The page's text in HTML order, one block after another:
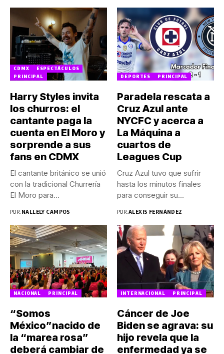
CDMX
ESPECTÁCULOS
PRINCIPAL
Harry Styles invita
los churros: el
cantante paga la
cuenta en El Moro y
sorprende a sus
fans en CDMX
El cantante británico se unió
con la tradicional Churrería
El Moro para...
POR:NALLELY CAMPOS
DEPORTES PRINCIPAL
Paradela rescata a
Cruz Azul ante
NYCFC y acerca a
La Máquina a
cuartos de
Leagues Cup
Cruz Azul tuvo que sufrir
hasta los minutos finales
para conseguir su...
POR:ALEXIS FERNÁNDEZ
NACIONAL PRINCIPAL
“Somos
México”nacido de
la “marea rosa”
deberá cambiar de
INTERNACIONAL PRINCIPAL
Cáncer de Joe
Biden se agrava: su
hijo revela que la
enfermedad ya se